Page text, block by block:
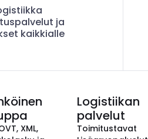
ja
kaikkialle
XML,
Logistiikan
palvelut
Toimitustavat